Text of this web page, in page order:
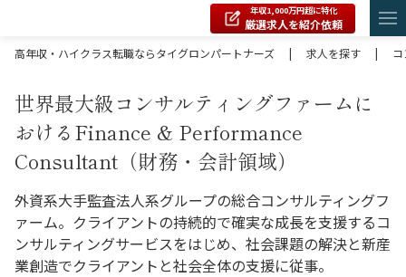
年収1,000万円超に特化
厳選求人を紹介依頼
高年収・ハイクラス転職ならタイグロンパートナーズ
| 求人を探す |
世界最大級コンサルティングファームに
おけるFinance & Performance
Consultant（財務・会計領域）
外資系大手監査法人系グループの総合コンサルティングフ
ァーム。クライアントの持続的で確実な成長を支援するコ
ンサルティングサービスをはじめ、社会課題の解決と新産
業創造でクライアントと社会全体の支援に従事。